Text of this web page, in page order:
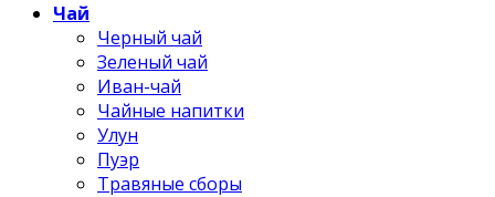
Чай
Черный чай
Зеленый чай
Иван-чай
Чайные напитки
Улун
Пуэр
Травяные сборы